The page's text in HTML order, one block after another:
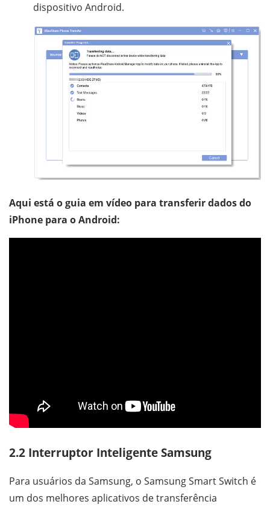
dispositivo Android.
Aqui está o guia em vídeo para transferir dados do
iPhone para o Android:
2.2 Interruptor Inteligente Samsung
Para usuários da Samsung, o Samsung Smart Switch é
um dos melhores aplicativos de transferência